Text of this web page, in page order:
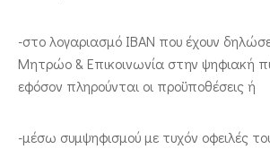
-στο λογαριασμό ΙΒΑΝ που έχουν
Μητρώο & Επικοινωνία στην ψηφιακή
εφόσον πληρούνται οι προϋποθέσεις ή
-μέσω συμψηφισμού με τυχόν οφειλές